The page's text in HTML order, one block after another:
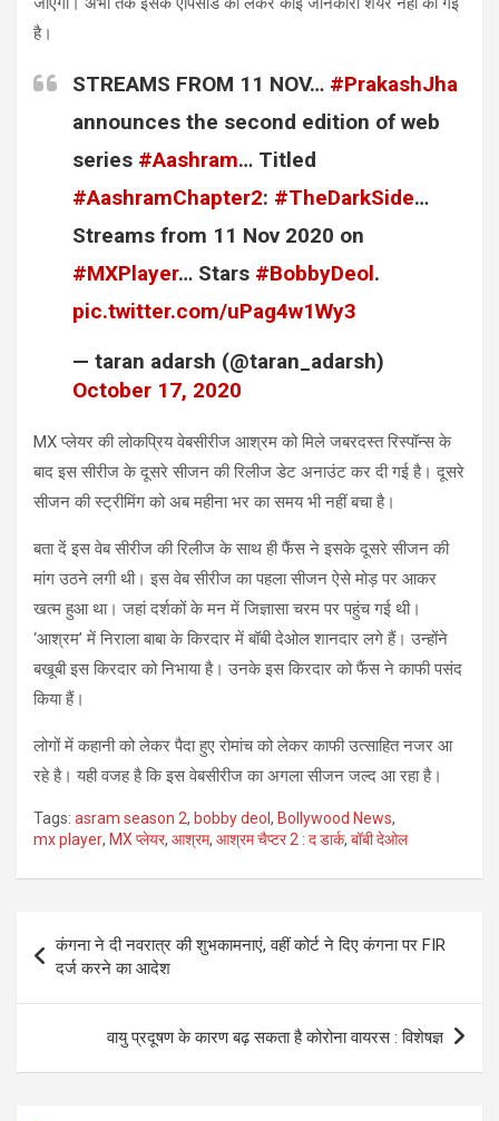
है।
STREAMS FROM 11 NOV… #PrakashJha
announces the second edition of web
series #Aashram… Titled
#AashramChapter2: #TheDarkSide…
Streams from 11 Nov 2020 on
#MXPlayer… Stars #BobbyDeol.
pic.twitter.com/uPag4w1Wy3
— taran adarsh (@taran_adarsh)
October 17, 2020
MX प्‍लेयर की लोकप्रिय वेबसीरीज आश्रम को मिले जबरदस्त रिस्पॉन्स के
बाद इस सीरीज के दूसरे सीजन की रिलीज डेट अनाउंट कर दी गई है। दूसरे
सीजन की स्ट्रीमिंग को अब महीना भर का समय भी नहीं बचा है।
बता दें इस वेब सीरीज की रिलीज के साथ ही फैंस ने इसके दूसरे सीजन की
मांग उठने लगी थी। इस वेब सीरीज का पहला सीजन ऐसे मोड़ पर आकर
खत्‍म हुआ था। जहां दर्शकों के मन में जिज्ञासा चरम पर पहुंच गई थी।
‘आश्रम’ में निराला बाबा के किरदार में बॉबी देओल शानदार लगे हैं। उन्‍होंने
बखूबी इस किरदार को निभाया है। उनके इस किरदार को फैंस ने काफी पसंद
किया हैं।
लोगों में कहानी को लेकर पैदा हुए रोमांच को लेकर काफी उत्साहित नजर आ
रहे है। यही वजह है कि इस वेबसीरीज का अगला सीजन जल्द आ रहा है।
Tags: asram season 2, bobby deol , Bollywood News,
mx player, MX प्लेयर, आश्रम, आश्रम चैप्टर 2 : द डार्क, बॉबी देओल
navigation
कंगना ने दी नवरात्र की शुभकामनाएं, वहीं कोर्ट ने दिए कंगना पर FIR
दर्ज करने का आदेश
वायु प्रदूषण के कारण बढ़ सकता है कोरोना वायरस : विशेषज्ञ